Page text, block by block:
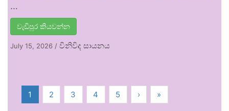
…
වැඩිපුර කියවන්න
July 15, 2026 / විනිවිද සායනය
1 2 3 4 5 › »